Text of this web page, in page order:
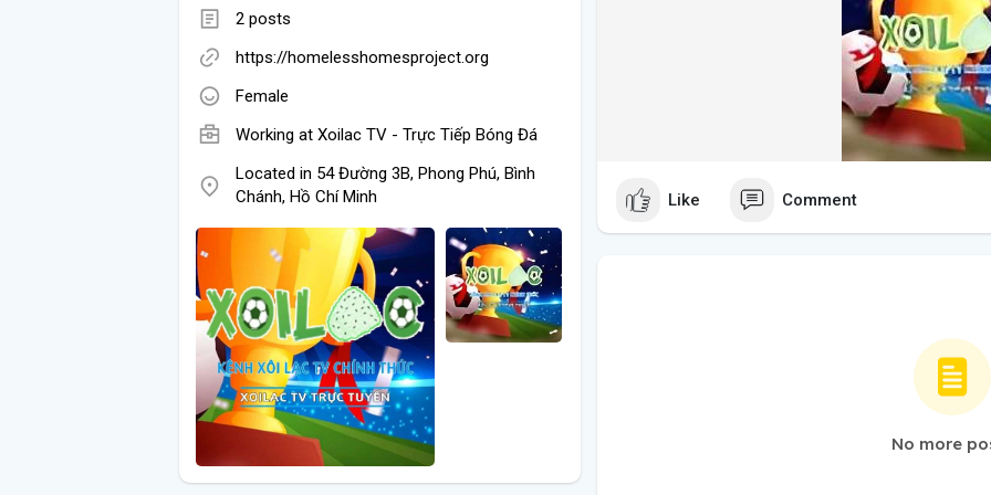
2 posts
https://homelesshomesproject.org
Female
Working at Xoilac TV - Trực Tiếp Bóng Đá
Located in 54 Đường 3B, Phong Phú, Bình
Chánh, Hồ Chí Minh
Like Comment
No more